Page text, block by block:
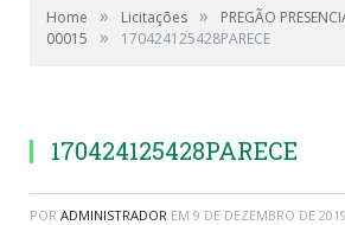
Home » Licitações »
PREGÃO
00015
» 170424125428PARECE
170424125428PARECE
POR ADMINISTRADOR EM 9 DE DEZEMBRO DE 2019